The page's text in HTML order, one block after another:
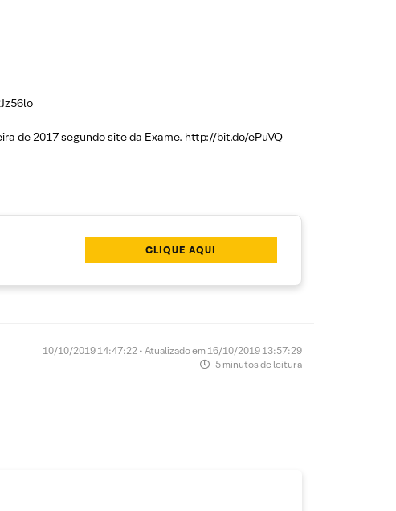
de 2017 segundo site da Exame. http://bit.do/ePuVQ
CLIQUE AQUI
10/10/2019 14:47:22 • Atualizado em 16/10/2019 13:57:29
5 minutos de leitura